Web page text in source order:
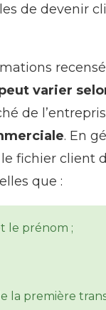
de devenir
varier
de
. En
fichier client
que :
le prénom ;
la première